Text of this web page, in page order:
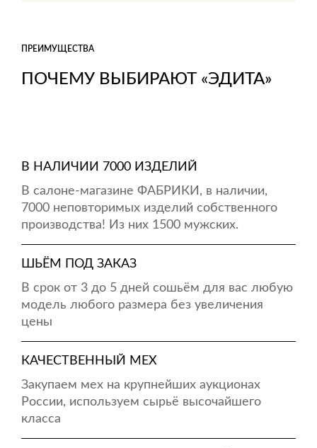
ПОЧЕМУ ВЫБИРАЮТ «ЭДИТА»
ПРЕИМУЩЕСТВА
В НАЛИЧИИ 7000 ИЗДЕЛИЙ
В салоне-магазине ФАБРИКИ, в наличии,
7000 неповторимых изделий собственного
производства! Из них 1500 мужских.
ШЬЁМ ПОД ЗАКАЗ
В срок от 3 до 5 дней сошьём для вас любую
модель любого размера без увеличения
цены
КАЧЕСТВЕННЫЙ МЕХ
Закупаем мех на крупнейших аукционах
России, используем сырьё высочайшего
класса